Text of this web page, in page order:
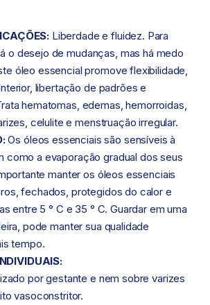
Liberdade e fluidez. Para
o desejo de mudanças, mas há medo
óleo essencial promove flexibilidade,
libertação de padrões e
hematomas, edemas, hemorroidas,
celulite e menstruação irregular.
Os óleos essenciais são sensíveis à
como a evaporação gradual dos seus
manter os óleos essenciais
fechados, protegidos do calor e
entre 5 ° C e 35 ° C. Guardar em uma
pode manter sua qualidade
tempo.
por gestante e nem sobre varizes
vasoconstritor.